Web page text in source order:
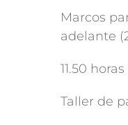
Marcos
adelante
11.50 horas
Taller de